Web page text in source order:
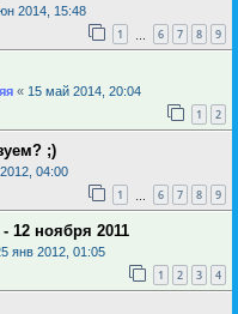
2014, 15:48
1 6 7 8 9
« 15 май 2014, 20:04
1 2
;)
04:00
1 6 7 8 9
12 ноября 2011
янв 2012, 01:05
1 2 3 4